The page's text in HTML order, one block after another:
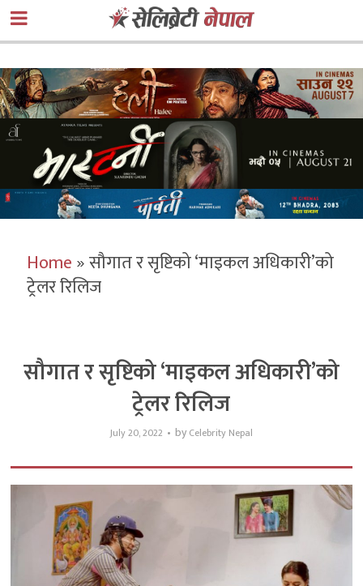
Home»सौगात र सृष्टिको ‘माइकल अधिकारी’को
ट्रेलर रिलिज
सौगात र सृष्टिको ‘माइकल अधिकारी’को
ट्रेलर रिलिज
July 20, 2022 by Celebrity Nepal